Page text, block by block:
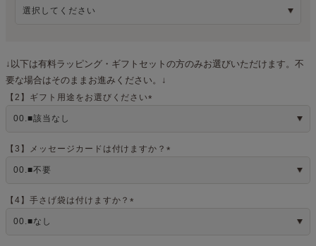
↓以下は有料ラッピング・ギフトセットの方のみお選びいただけます。不
要な場合はそのままお進みください。↓
【2】ギフト用途をお選びください
)
【3】メッセージカードは付けますか？
【4】手さげ袋は付けますか？